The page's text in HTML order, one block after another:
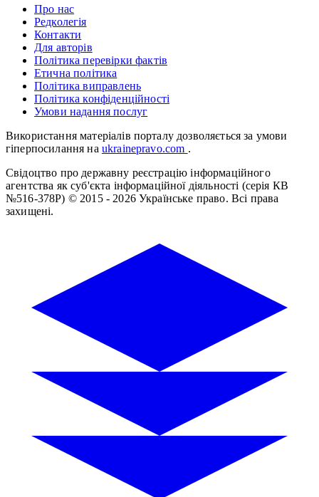
Про нас
Редколегія
Контакти
Для авторів
Політика перевірки фактів
Етична політика
Політика виправлень
Політика конфіденційності
Умови надання послуг
Використання матеріалів порталу дозволяється за умови
гіперпосилання на ukrainepravo.com .
Свідоцтво про державну реєстрацію інформаційного
агентства як суб'єкта інформаційної діяльності (серія КВ
№516-378Р) © 2015 - 2026 Українське право. Всі права
захищені.